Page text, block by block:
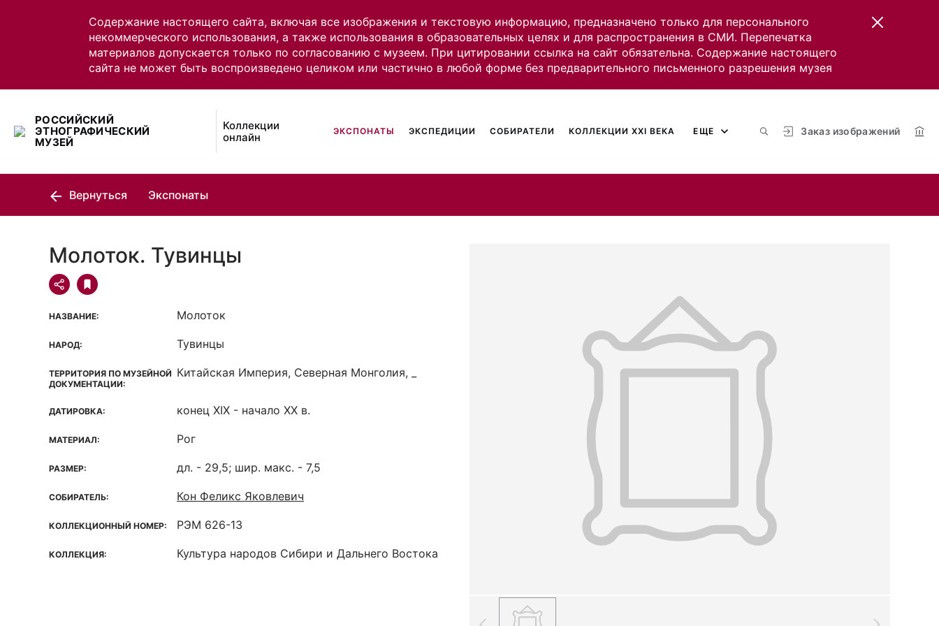
Содержание настоящего сайта, включая все изображения и текстовую информацию, предназначено только для персонального
некоммерческого использования, а также использования в образовательных целях и для распространения в СМИ. Перепечатка
материалов допускается только по согласованию с музеем. При цитировании ссылка на сайт обязательна. Содержание настоящего
сайта не может быть воспроизведено целиком или частично в любой форме без предварительного письменного разрешения музея
РОССИЙСКИЙ
ЭТНОГРАФИЧЕСКИЙ
МУЗЕЙ
Коллекции
онлайн
Заказ изображений
ЭКСПОНАТЫ ЭКСПЕДИЦИИ СОБИРАТЕЛИ КОЛЛЕКЦИИ XXI ВЕКА ЕЩЕ
Вернуться Экспонаты
Молоток. Тувинцы
НАЗВАНИЕ: Молоток
НАРОД: Тувинцы
ТЕРРИТОРИЯ ПО МУЗЕЙНОЙ
ДОКУМЕНТАЦИИ:
Китайская Империя, Северная Монголия, _
ДАТИРОВКА: конец XIX - начало ХХ в.
МАТЕРИАЛ: Рог
РАЗМЕР: дл. - 29,5; шир. макс. - 7,5
СОБИРАТЕЛЬ: Кон Феликс Яковлевич
КОЛЛЕКЦИОННЫЙ НОМЕР: РЭМ 626-13
КОЛЛЕКЦИЯ: Культура народов Сибири и Дальнего Востока